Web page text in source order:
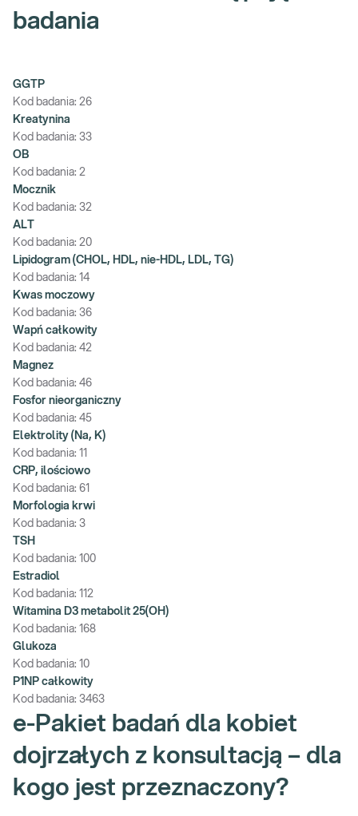
badania
GGTP
Kod badania: 26
Kreatynina
Kod badania: 33
OB
Kod badania: 2
Mocznik
Kod badania: 32
ALT
Kod badania: 20
Lipidogram (CHOL, HDL, nie-HDL, LDL, TG)
Kod badania: 14
Kwas moczowy
Kod badania: 36
Wapń całkowity
Kod badania: 42
Magnez
Kod badania: 46
Fosfor nieorganiczny
Kod badania: 45
Elektrolity (Na, K)
Kod badania: 11
CRP, ilościowo
Kod badania: 61
Morfologia krwi
Kod badania: 3
TSH
Kod badania: 100
Estradiol
Kod badania: 112
Witamina D3 metabolit 25(OH)
Kod badania: 168
Glukoza
Kod badania: 10
P1NP całkowity
Kod badania: 3463
e-Pakiet badań dla kobiet
dojrzałych z konsultacją – dla
kogo jest przeznaczony?